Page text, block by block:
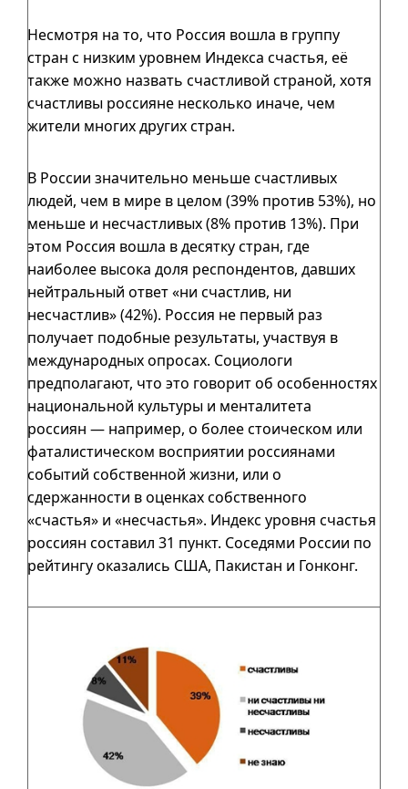
Несмотря на то, что Россия вошла в группу
стран с низким уровнем Индекса счастья, её
также можно назвать счастливой страной, хотя
счастливы россияне несколько иначе, чем
жители многих других стран.
В России значительно меньше счастливых
людей, чем в мире в целом (39% против 53%), но
меньше и несчастливых (8% против 13%). При
этом Россия вошла в десятку стран, где
наиболее высока доля респондентов, давших
нейтральный ответ «ни счастлив, ни
несчастлив» (42%). Россия не первый раз
получает подобные результаты, участвуя в
международных опросах. Социологи
предполагают, что это говорит об особенностях
национальной культуры и менталитета
россиян — например, о более стоическом или
фаталистическом восприятии россиянами
событий собственной жизни, или о
сдержанности в оценках собственного
«счастья» и «несчастья». Индекс уровня счастья
россиян составил 31 пункт. Соседями России по
рейтингу оказались США, Пакистан и Гонконг.